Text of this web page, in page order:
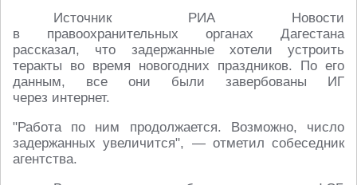
Источник РИА Новости
в правоохранительных органах Дагестана
рассказал, что задержанные хотели устроить
теракты во время новогодних праздников. По его
данным, все они были завербованы ИГ
через интернет.
"Работа по ним продолжается. Возможно, число
задержанных увеличится", — отметил собеседник
агентства.